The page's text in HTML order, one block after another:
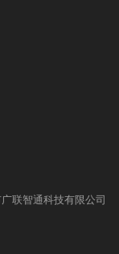
联智通科技有限公司